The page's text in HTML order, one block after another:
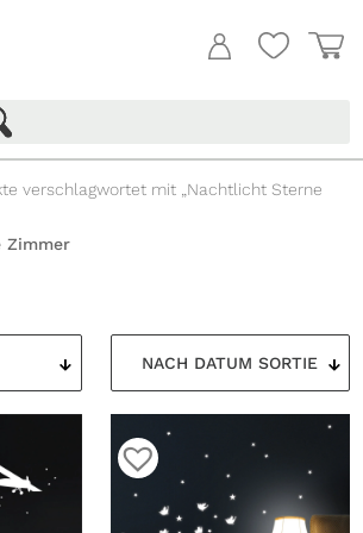
verschlagwortet mit „Nachtlicht Sterne
Zimmer